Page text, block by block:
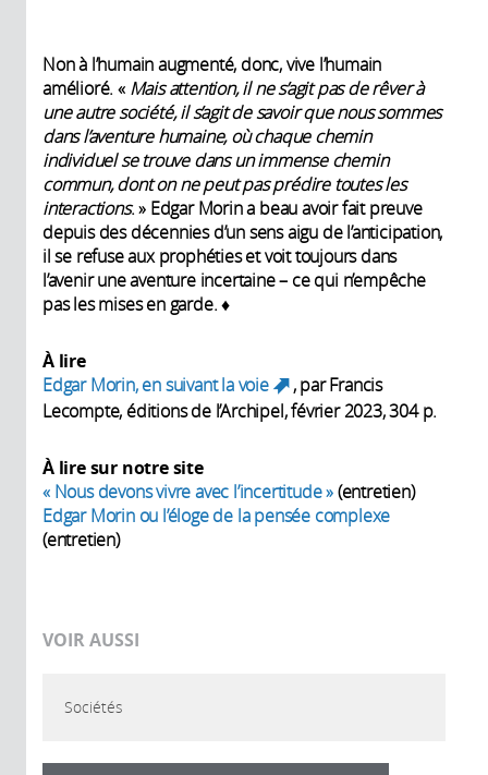
Non à l’humain augmenté, donc, vive l’humain
amélioré. « Mais attention, il ne s’agit pas de rêver à
une autre société, il s’agit de savoir que nous sommes
dans l’aventure humaine, où chaque chemin
individuel se trouve dans un immense chemin
commun, dont on ne peut pas prédire toutes les
interactions. » Edgar Morin a beau avoir fait preuve
depuis des décennies d’un sens aigu de l’anticipation,
il se refuse aux prophéties et voit toujours dans
l’avenir une aventure incertaine – ce qui n’empêche
pas les mises en garde. ♦
À lire
Edgar Morin, en suivant la voie
(link is external)
, par Francis
Lecompte, éditions de l’Archipel, février 2023, 304 p.
À lire sur notre site
« Nous devons vivre avec l’incertitude »(entretien)
Edgar Morin ou l’éloge de la pensée complexe
(entretien)
VOIR AUSSI
Sociétés